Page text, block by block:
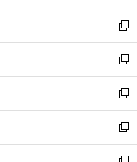
開
く
ウ
で
開
く
ン
ド
ウ
で
開
く
ウ
ィ
ン
ド
ウ
で
開
く
新
し
い
ウ
ィ
ン
ド
ウ
新
し
い
ウ
ィ
ン
新
し
い
ウ
新
し